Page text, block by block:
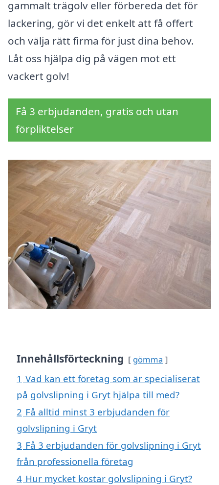
gammalt trägolv eller förbereda det för
lackering, gör vi det enkelt att få offert
och välja rätt firma för just dina behov.
Låt oss hjälpa dig på vägen mot ett
vackert golv!
Få 3 erbjudanden, gratis och utan
förpliktelser
Innehållsförteckning gömma
1 Vad kan ett företag som är specialiserat
på golvslipning i Gryt hjälpa till med?
2 Få alltid minst 3 erbjudanden för
golvslipning i Gryt
3 Få 3 erbjudanden för golvslipning i Gryt
från professionella företag
4 Hur mycket kostar golvslipning i Gryt?